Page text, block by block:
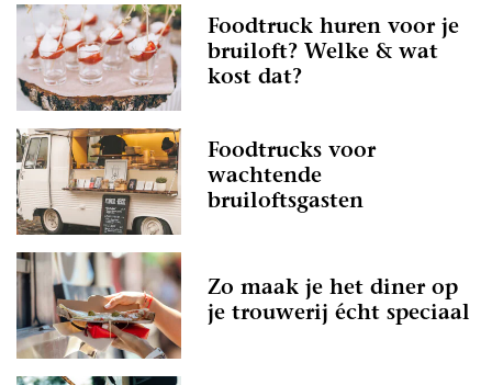
Foodtruck huren voor je
bruiloft? Welke & wat
kost dat?
Foodtrucks voor
wachtende
bruiloftsgasten
Zo maak je het diner op
je trouwerij écht speciaal